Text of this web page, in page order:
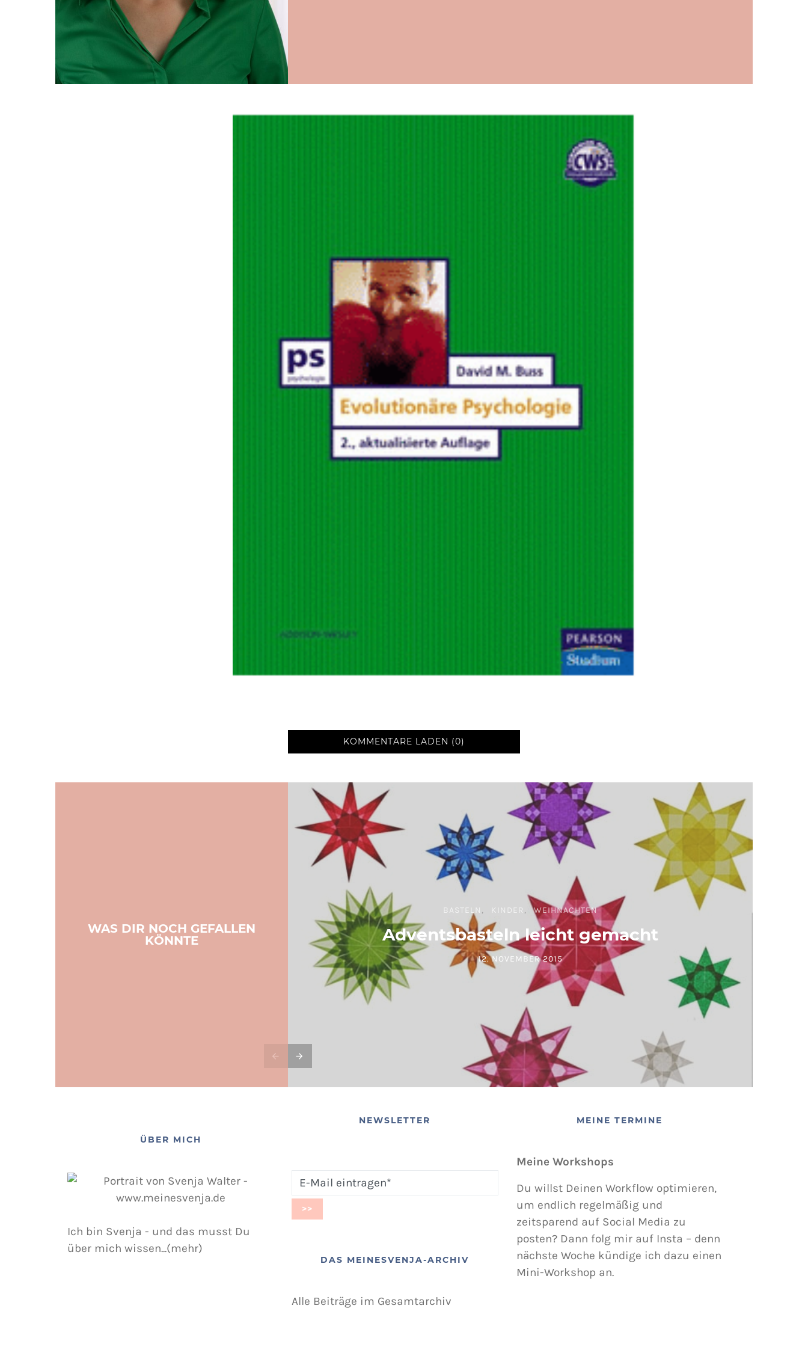
KOMMENTARE LADEN (0)
WAS DIR NOCH GEFALLEN
KÖNNTE
BASTELN KINDER WEIHNACHTEN
Adventsbasteln leicht gemacht
POSTED ON
12. NOVEMBER 2015
ÜBER MICH
Ich bin Svenja - und das musst Du
über mich wissen...(mehr)
NEWSLETTER
DAS MEINESVENJA-ARCHIV
Alle Beiträge im Gesamtarchiv
MEINE TERMINE
Meine Workshops
Du willst Deinen Workflow optimieren,
um endlich regelmäßig und
zeitsparend auf Social Media zu
posten? Dann folg mir auf Insta – denn
nächste Woche kündige ich dazu einen
Mini-Workshop an.